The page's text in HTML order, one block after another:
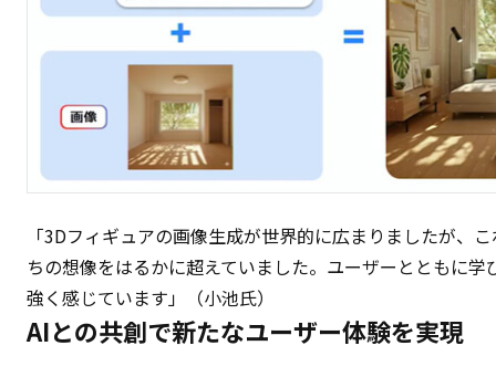
「3Dフィギュアの画像生成が世界的に広まりましたが、
ちの想像をはるかに超えていました。ユーザーとともに
強く感じています」（小池氏）
AIとの共創で新たなユーザー体験を実現